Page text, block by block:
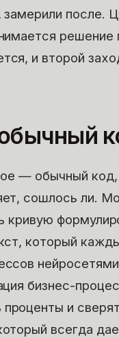
замерили после.
решение
и второй
обычный
— обычный код,
сошлось ли.
кривую
который
нейросетями
бизнес-
и
всегда